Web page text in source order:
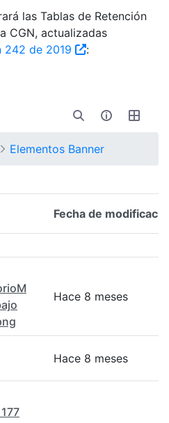
las Tablas de Retención
CGN, actualizadas
242 de 2019 :
Elementos Banner
Fecha de
Hace 8 meses
Hace 8 meses